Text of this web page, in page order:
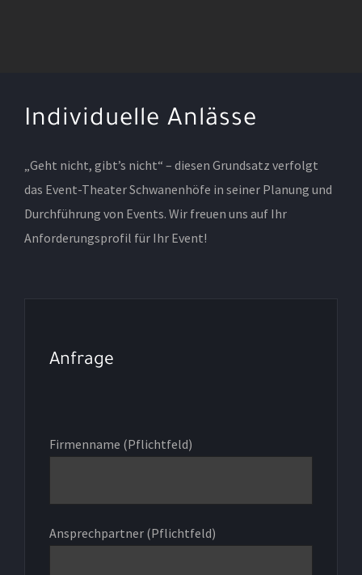
Individuelle Anlässe
„Geht nicht, gibt’s nicht“ – diesen Grundsatz verfolgt
das Event-Theater Schwanenhöfe in seiner Planung und
Durchführung von Events. Wir freuen uns auf Ihr
Anforderungsprofil für Ihr Event!
Anfrage
Firmenname (Pflichtfeld)
Ansprechpartner (Pflichtfeld)